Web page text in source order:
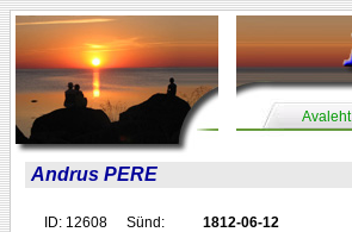
Avaleht
Andrus PERE
ID: 12608 Sünd:
1812-06-12